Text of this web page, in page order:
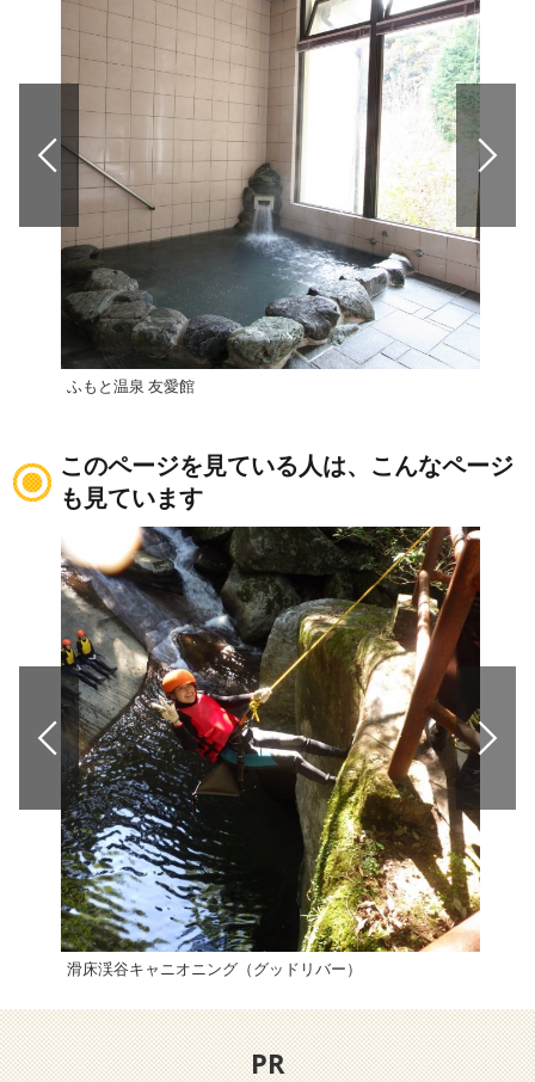
ふもと温泉 友愛館
このページを見ている人は、こんなページ
も見ています
滑床渓谷キャニオニング（グッドリバー）
PR